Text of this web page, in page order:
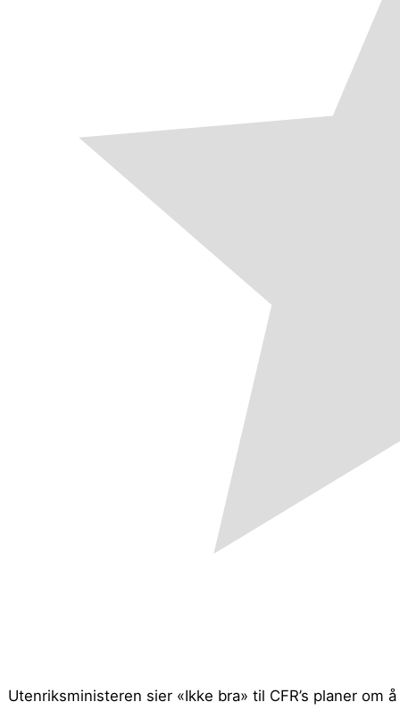
Utenriksministeren sier «Ikke bra» til CFR’s planer